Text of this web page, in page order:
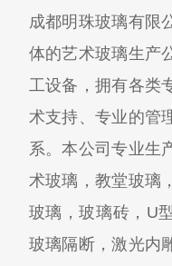
成都明珠玻璃有限
体的艺术玻璃生产
工设备，拥有各类
术支持、专业的管
系。本公司专业生
术玻璃，教堂玻璃
玻璃，玻璃砖，U
玻璃隔断，激光内